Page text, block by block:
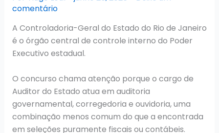
comentário
A Controladoria-Geral do Estado do Rio de Janeiro
é o órgão central de controle interno do Poder
Executivo estadual.
O concurso chama atenção porque o cargo de
Auditor do Estado atua em auditoria
governamental, corregedoria e ouvidoria, uma
combinação menos comum do que a encontrada
em seleções puramente fiscais ou contábeis.